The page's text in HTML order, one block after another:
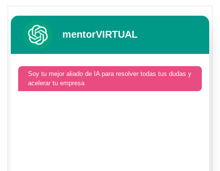
mentorVIRTUAL
Soy tu mejor aliado de IA para resolver todas tus dudas y
acelerar tu empresa